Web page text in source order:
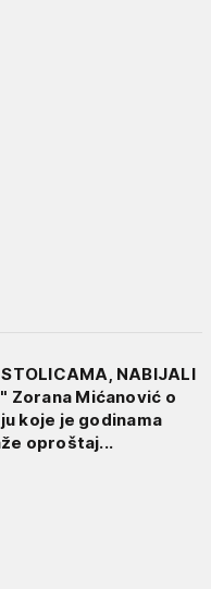
STOLICAMA, NABIJALI
Zorana Mićanović o
koje je godinama
oproštaj...